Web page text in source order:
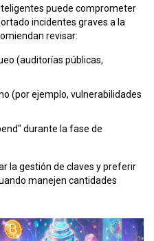
puede comprometer
incidentes graves a la
revisar:
(auditorías públicas,
(por ejemplo, vulnerabilidades
durante la fase de
la gestión de claves y preferir
manejen cantidades